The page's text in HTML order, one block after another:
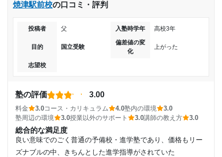
料金
ロにより苦手が克服し学ぶ楽しさを学んだのでまあ妥当かな
と思います。
忍耐力や精神力を鍛えられた。自己成長のために必要な知識
講師の教え方
た。課題をよくだしていますね。
塾内の環境
設備は整っているかと思います。温度関係や整理整頓された
教室です。自習スペースもありました。
焼津駅前校の口コミ・評判
投稿者 父 入塾時学年 高校3年
目的 国立受験
偏差値の変
化
上がった
志望校
塾の評価 3.00
料金 3.0コース・カリキュラム 4.0塾内の環境
3.0
塾周辺の環境
3.0授業以外のサポート 3.0講師の教え方 3.0
総合的な満足度
良い意味でのごく普通の予備校・進学塾であり、価格もリー
ズナブルの中、きちんとした進学指導がされていた